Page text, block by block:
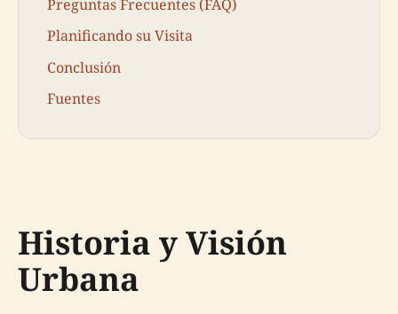
Preguntas Frecuentes (FAQ)
Planificando su Visita
Conclusión
Fuentes
Historia y Visión
Urbana